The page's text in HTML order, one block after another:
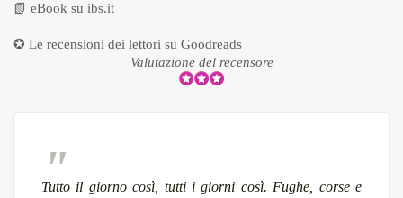
📗 eBook su ibs.it
✪ Le recensioni dei lettori su Goodreads
Valutazione del recensore
Tutto il giorno così, tutti i giorni così. Fughe, corse e